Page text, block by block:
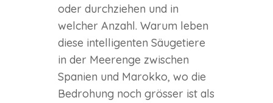
oder durchziehen und in
welcher Anzahl. Warum leben
diese intelligenten Säugetiere
in der Meerenge zwischen
Spanien und Marokko, wo die
Bedrohung noch grösser ist als